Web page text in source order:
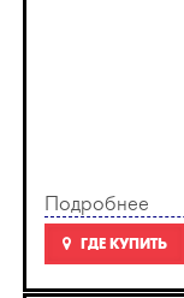
Подробнее
ГДЕ КУПИТЬ